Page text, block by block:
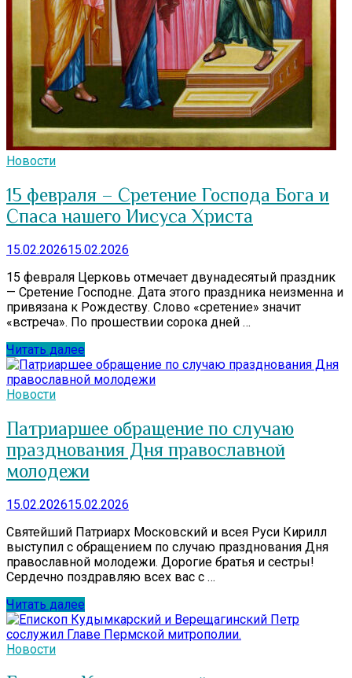
Новости
15 февраля – Сретение Господа Бога и
Спаса нашего Иисуса Христа
15.02.202615.02.2026
15 февраля Церковь отмечает двунадесятый праздник
— Сретение Господне. Дата этого праздника неизменна и
привязана к Рождеству. Слово «сретение» значит
«встреча». По прошествии сорока дней …
Читать далее
Новости
Патриаршее обращение по случаю
празднования Дня православной
молодежи
15.02.202615.02.2026
Святейший Патриарх Московский и всея Руси Кирилл
выступил с обращением по случаю празднования Дня
православной молодежи. Дорогие братья и сестры!
Сердечно поздравляю всех вас с …
Читать далее
Новости